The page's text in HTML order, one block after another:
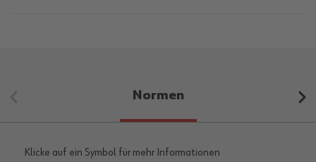
Normen
Klicke auf ein Symbol für mehr Informationen